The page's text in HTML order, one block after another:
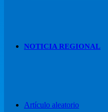
NOTICIA REGIONAL
Artículo aleatorio